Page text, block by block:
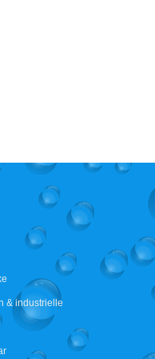
RV Membran
& industrielle